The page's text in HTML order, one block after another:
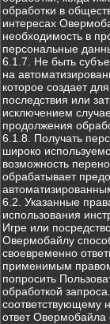
обработки в
интересах
необходимость в
персональные
6.1.7. Не быть
на
которое создает
последствия или
исключением
продолжения
6.1.8. Получать
широко
возможность
обрабатывает
6.2. Указанные
использования
Игре или
Овермобайлу
своевременно
применимым
попросить
обработкой
соответствующему
ответ Овермобайла